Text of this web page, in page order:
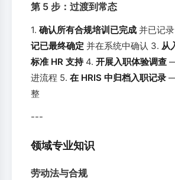
第 5 步：过渡到常态
1. 确认所有合规培训已完成 并已记
记已最终确定 并在系统中确认 3. 从
标准 HR 支持4. 开展入职体验调查
进流程 5. 在 HRIS 中归档入职记录
整
---
领域专业知识
劳动法与合规